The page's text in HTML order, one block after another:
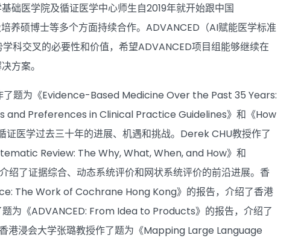
础医学院及循证医学中心师生自2019年就开始跟中国
养硕博士等多个方面持续合作。ADVANCED（AI赋能医学标准
科交叉的必要性和价值，希望ADVANCED项目组能够继续在
方案。
了题为《Evidence-Based Medicine Over the Past 35 Years:
Preferences in Clinical Practice Guidelines》和《How
医学过去三十年的进展、机遇和挑战。Derek CHU教授作了
Review: The Why, What, When, and How》和
了证据综合、动态系统评价和网状系统评价的前沿进展。香
The Work of Cochrane Hong Kong》的报告，介绍了香港
为《ADVANCED: From Idea to Products》的报告，介绍了
港浸会大学张璐教授作了题为《Mapping Large Language